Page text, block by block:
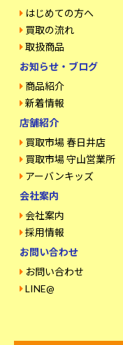
はじめての方へ
買取の流れ
取扱商品
お知らせ・ブログ
商品紹介
新着情報
店舗紹介
買取市場 春日井店
買取市場 守山営業所
アーバンキッズ
会社案内
会社案内
採用情報
お問い合わせ
お問い合わせ
LINE@